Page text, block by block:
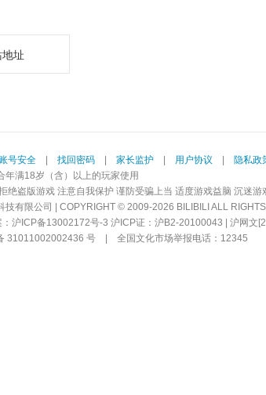
址
号安全 找回密码 家长监护 用户协议
隐私政
年满18岁（含）以上的玩家使用
绝盗版游戏 注意自我保护 谨防受骗上当 适度游戏益脑 沉迷
技有限公司 | COPYRIGHT © 2009-2026 BILIBILI ALL
沪ICP备13002172号-3 沪ICP证：沪B2-20100043 | 沪网文
31011002002436 号
全国文化市场举报电话：12345